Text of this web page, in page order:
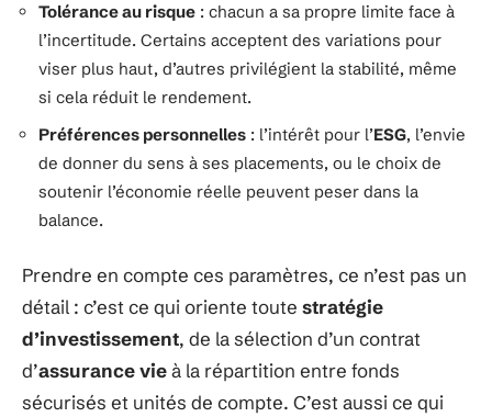
Tolérance au risque : chacun a sa propre limite face à
l’incertitude. Certains acceptent des variations pour
viser plus haut, d’autres privilégient la stabilité, même
si cela réduit le rendement.
Préférences personnelles : l’intérêt pour l’ESG, l’envie
de donner du sens à ses placements, ou le choix de
soutenir l’économie réelle peuvent peser dans la
balance.
Prendre en compte ces paramètres, ce n’est pas un
détail : c’est ce qui oriente toute stratégie
d’investissement, de la sélection d’un contrat
d’assurance vieà la répartition entre fonds
sécurisés et unités de compte. C’est aussi ce qui